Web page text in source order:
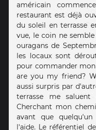
américain
restaurant est déjà
du soleil en terrasse
vue, le coin ne
ouragans de
les locaux sont
pour commander
are you my friend?
aussi surpris par
terrasse me
Cherchant mon
avant que
l'aide. Le référentiel